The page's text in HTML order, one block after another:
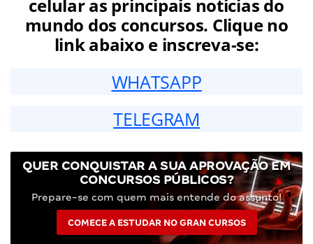
celular as principais notícias do
mundo dos concursos. Clique no
link abaixo e inscreva-se:
WHATSAPP
TELEGRAM
QUER CONQUISTAR A SUA APROVAÇÃO EM
CONCURSOS PÚBLICOS?
Prepare-se com quem mais entende do assunto!
COMECE A ESTUDAR NO GRAN CURSOS